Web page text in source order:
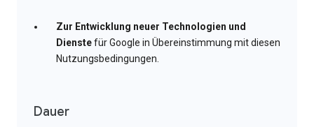
Zur Entwicklung neuer Technologien und
Dienstefür Google in Übereinstimmung mit diesen
Nutzungsbedingungen.
Dauer